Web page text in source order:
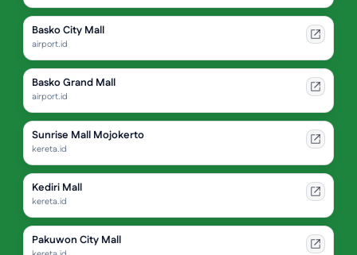
Basko City Mall
airport.id
Basko Grand Mall
airport.id
Sunrise Mall Mojokerto
kereta.id
Kediri Mall
kereta.id
Pakuwon City Mall